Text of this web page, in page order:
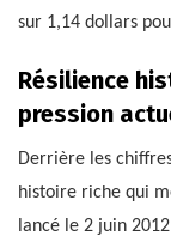
sur 1,14 dollars
Résilience
pression
Derrière les
histoire riche qui
lancé le 2 juin